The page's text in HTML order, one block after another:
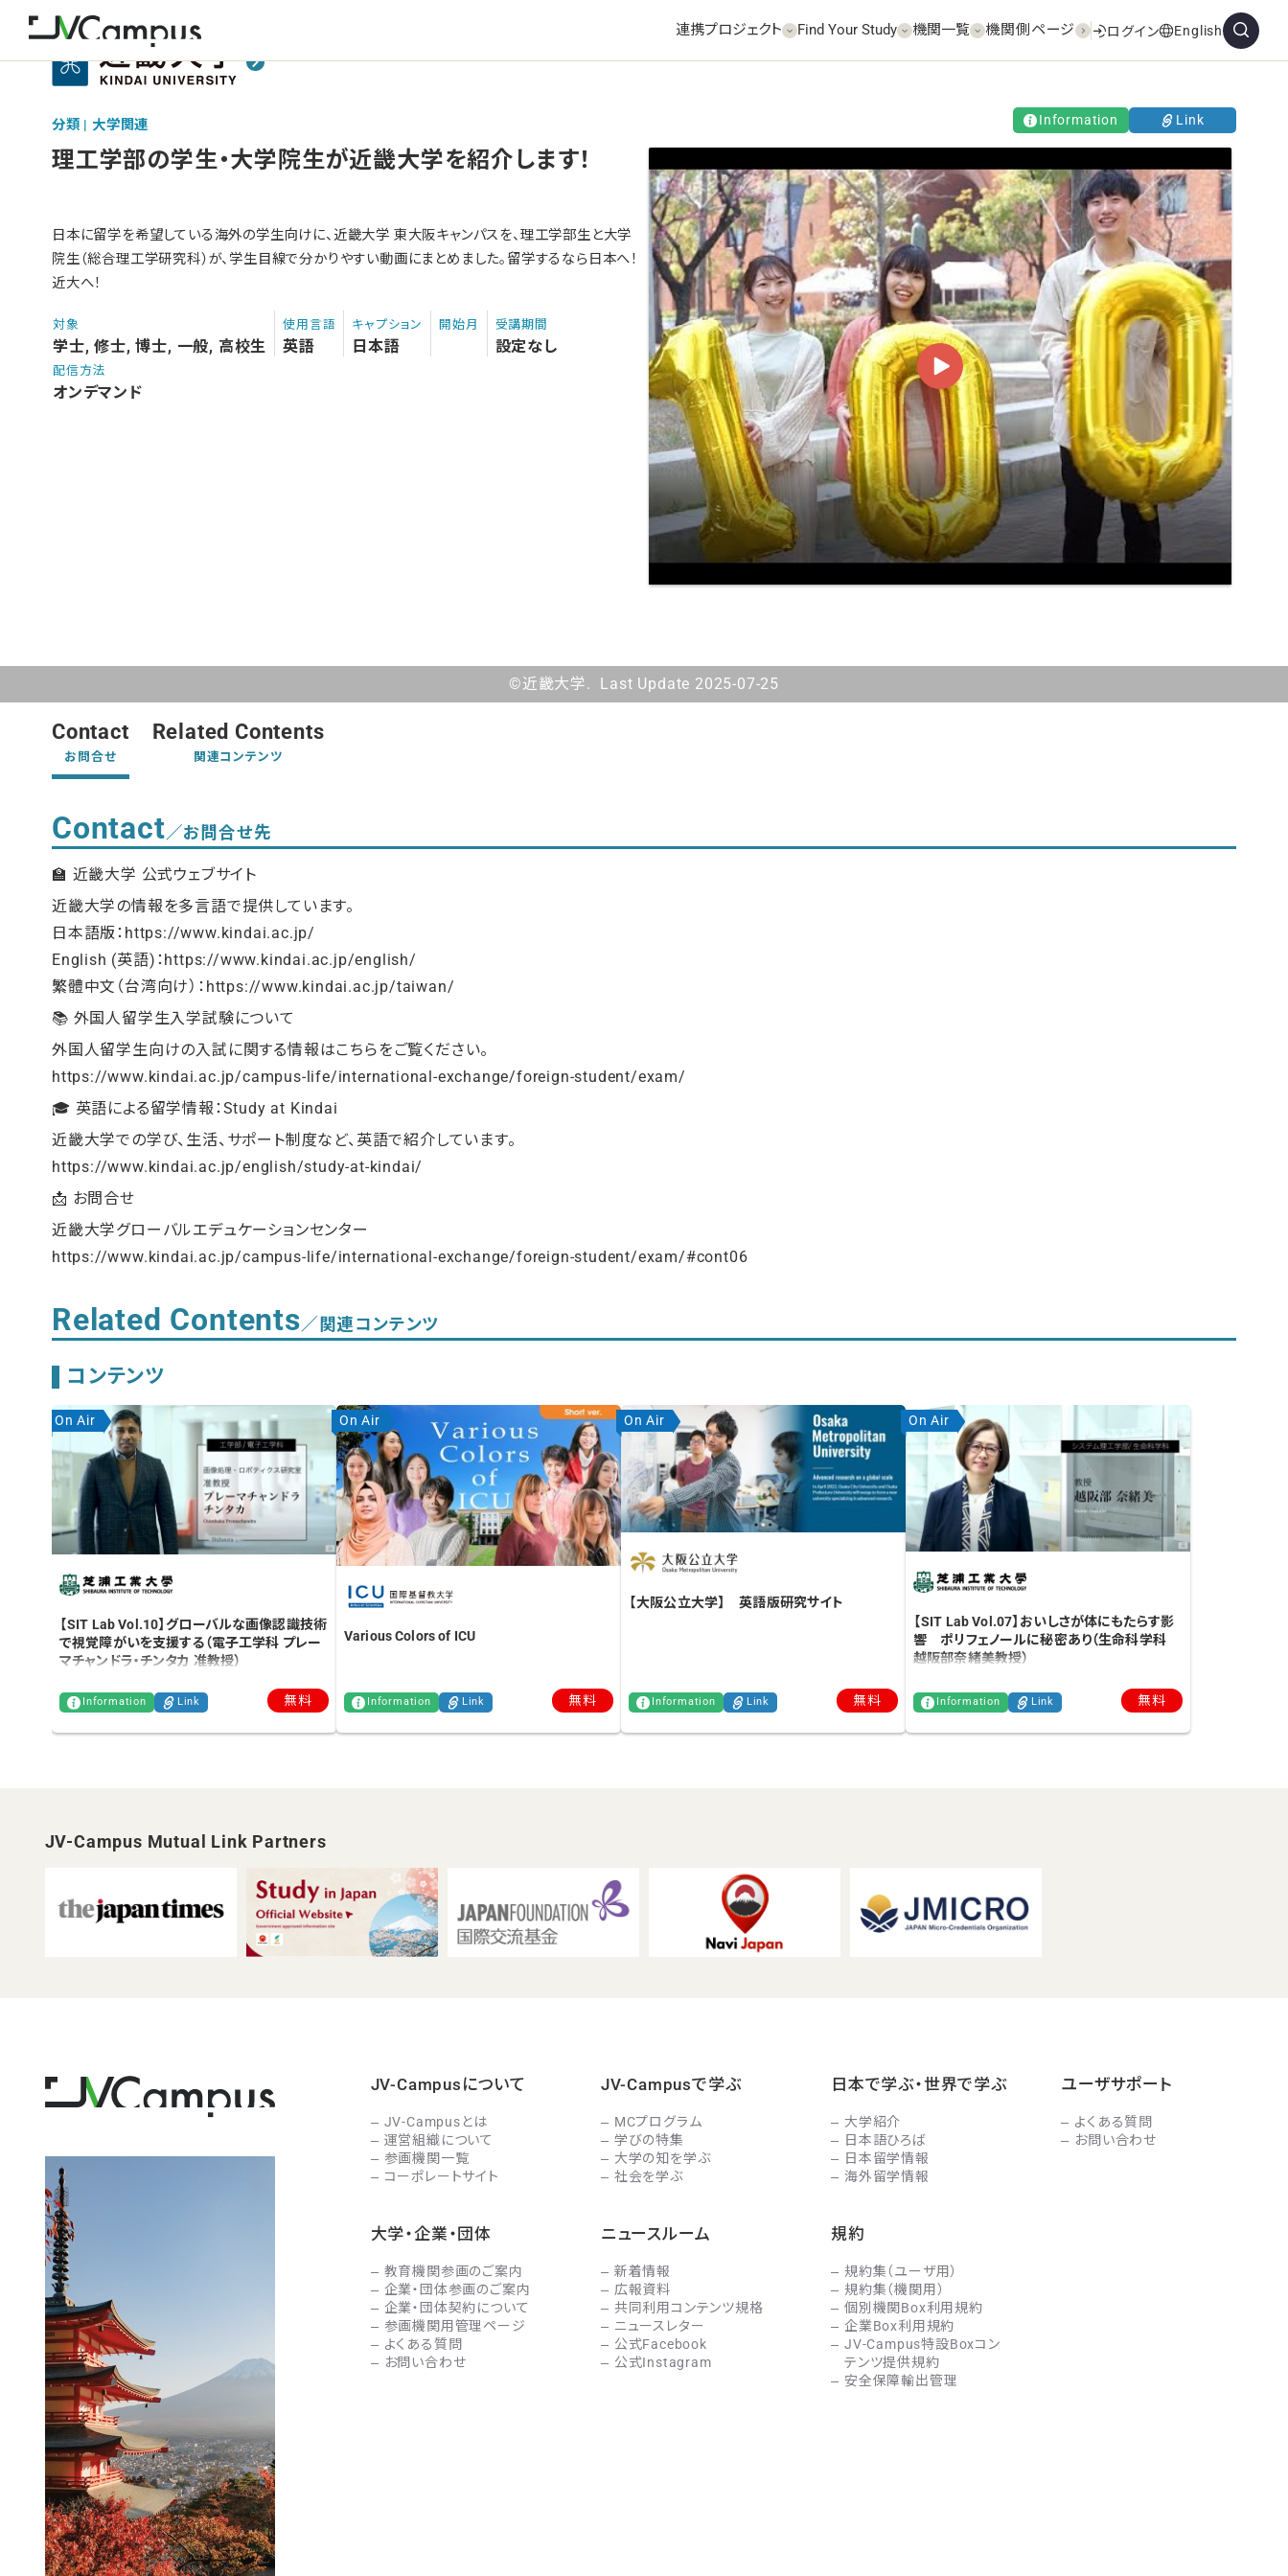
連携プロジェクト Find Your Study 機関一覧 機関側ページ ログイン English
分類 | 大学関連 Information Link
理工学部の学生・大学院生が近畿大学を紹介します！
日本に留学を希望している海外の学生向けに、近畿大学 東大阪キャンパスを、理工学部生と大学
院生（総合理工学研究科）が、学生目線で分かりやすい動画にまとめました。留学するなら日本へ！
近大へ！
対象
学士, 修士, 博士, 一般, 高校生
使用言語
英語
キャプション
日本語
開始月 受講期間
設定なし
配信方法
オンデマンド
©近畿大学. Last Update 2025-07-25
Contact
お問合せ
Related Contents
関連コンテンツ
Contact／お問合せ先
🏫 近畿大学 公式ウェブサイト
近畿大学の情報を多言語で提供しています。
日本語版： https://www.kindai.ac.jp/
English (英語)： https://www.kindai.ac.jp/english/
繁體中文（台湾向け）： https://www.kindai.ac.jp/taiwan/
📚 外国人留学生入学試験について
外国人留学生向けの入試に関する情報はこちらをご覧ください。
https://www.kindai.ac.jp/campus-life/international-exchange/foreign-student/exam/
🎓 英語による留学情報：Study at Kindai
近畿大学での学び、生活、サポート制度など、英語で紹介しています。
https://www.kindai.ac.jp/english/study-at-kindai/
📩 お問合せ
近畿大学グローバルエデュケーションセンター
https://www.kindai.ac.jp/campus-life/international-exchange/foreign-student/exam/#cont06
Related Contents／関連コンテンツ
コンテンツ
【SIT Lab Vol.10】グローバルな画像認識技術
で視覚障がいを支援する（電子工学科 プレー
マチャンドラ・チンタカ 准教授）
Information Link 無料
On Air
Various Colors of ICU
Information Link 無料
On Air
【大阪公立大学】 英語版研究サイト
Information Link 無料
On Air
【SIT Lab Vol.07】おいしさが体にもたらす影
響 ポリフェノールに秘密あり（生命科学科
越阪部奈緒美教授）
Information Link 無料
On Air
JV-Campus Mutual Link Partners
JV-Campusについて
JV-Campusとは
運営組織について
参画機関一覧
コーポレートサイト
JV-Campusで学ぶ
MCプログラム
学びの特集
大学の知を学ぶ
社会を学ぶ
日本で学ぶ・世界で学ぶ
大学紹介
日本語ひろば
日本留学情報
海外留学情報
ユーザサポート
よくある質問
お問い合わせ
大学・企業・団体
教育機関参画のご案内
企業・団体参画のご案内
企業・団体契約について
参画機関用管理ページ
よくある質問
お問い合わせ
ニュースルーム
新着情報
広報資料
共同利用コンテンツ規格
ニュースレター
公式Facebook
公式Instagram
規約
規約集（ユーザ用）
規約集（機関用）
個別機関Box利用規約
企業Box利用規約
JV-Campus特設Boxコン
テンツ提供規約
安全保障輸出管理